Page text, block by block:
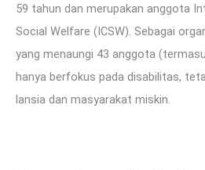
59 tahun dan merupakan anggota
Social Welfare (ICSW). Sebagai
yang menaungi 43 anggota
hanya berfokus pada disabilitas,
lansia dan masyarakat miskin.